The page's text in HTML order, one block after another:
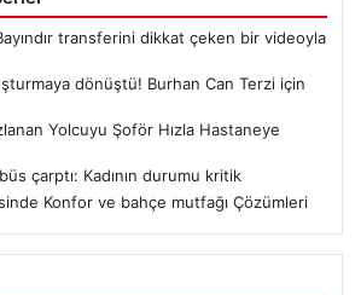
transferini dikkat çeken bir videoyla
dönüştü! Burhan Can Terzi için
Yolcuyu Şoför Hızla Hastaneye
çarptı: Kadının durumu kritik
Konfor ve bahçe mutfağı Çözümleri